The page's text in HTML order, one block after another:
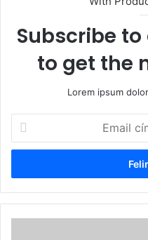
Subscribe
to get the
Lorem ipsum
Email
cím
megadása